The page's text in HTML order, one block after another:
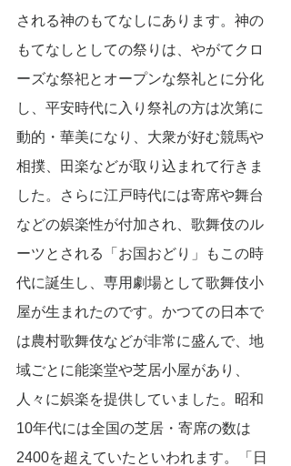
される神のもてなしにあります。神の
もてなしとしての祭りは、やがてクロ
ーズな祭祀とオープンな祭礼とに分化
し、平安時代に入り祭礼の方は次第に
動的・華美になり、大衆が好む競馬や
相撲、田楽などが取り込まれて行きま
した。さらに江戸時代には寄席や舞台
などの娯楽性が付加され、歌舞伎のル
ーツとされる「お国おどり」もこの時
代に誕生し、専用劇場として歌舞伎小
屋が生まれたのです。かつての日本で
は農村歌舞伎などが非常に盛んで、地
域ごとに能楽堂や芝居小屋があり、
人々に娯楽を提供していました。昭和
10年代には全国の芝居・寄席の数は
2400を超えていたといわれます。「日